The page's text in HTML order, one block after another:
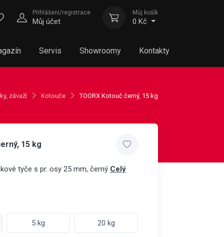
Přihlášení/registrace
Můj účet
Můj košík
0 Kč
Servis Showroomy Kontakty
závaží Kotouče TOORX Kotouč černý, 15 kg
15 kg
tyče s pr. osy 25 mm, černý Celý
5 kg 20 kg